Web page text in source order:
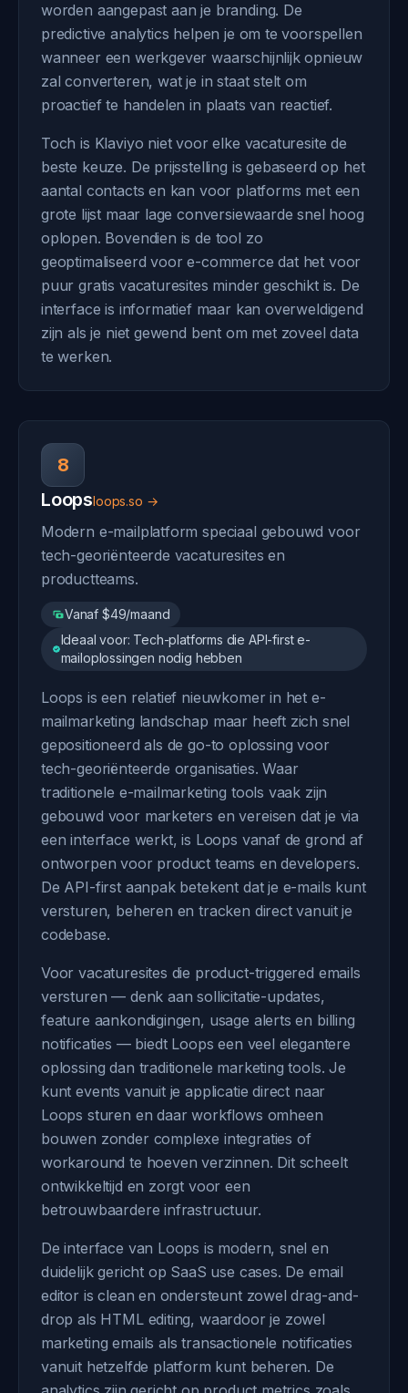
worden aangepast aan je branding. De
predictive analytics helpen je om te voorspellen
wanneer een werkgever waarschijnlijk opnieuw
zal converteren, wat je in staat stelt om
proactief te handelen in plaats van reactief.
Toch is Klaviyo niet voor elke vacaturesite de
beste keuze. De prijsstelling is gebaseerd op het
aantal contacts en kan voor platforms met een
grote lijst maar lage conversiewaarde snel hoog
oplopen. Bovendien is de tool zo
geoptimaliseerd voor e-commerce dat het voor
puur gratis vacaturesites minder geschikt is. De
interface is informatief maar kan overweldigend
zijn als je niet gewend bent om met zoveel data
te werken.
8
Loopsloops.so →
Modern e-mailplatform speciaal gebouwd voor
tech-georiënteerde vacaturesites en
productteams.
Vanaf $49/maand
Ideaal voor: Tech-platforms die API-first e-
mailoplossingen nodig hebben
Loops is een relatief nieuwkomer in het e-
mailmarketing landschap maar heeft zich snel
gepositioneerd als de go-to oplossing voor
tech-georiënteerde organisaties. Waar
traditionele e-mailmarketing tools vaak zijn
gebouwd voor marketers en vereisen dat je via
een interface werkt, is Loops vanaf de grond af
ontworpen voor product teams en developers.
De API-first aanpak betekent dat je e-mails kunt
versturen, beheren en tracken direct vanuit je
codebase.
Voor vacaturesites die product-triggered emails
versturen — denk aan sollicitatie-updates,
feature aankondigingen, usage alerts en billing
notificaties — biedt Loops een veel elegantere
oplossing dan traditionele marketing tools. Je
kunt events vanuit je applicatie direct naar
Loops sturen en daar workflows omheen
bouwen zonder complexe integraties of
workaround te hoeven verzinnen. Dit scheelt
ontwikkeltijd en zorgt voor een
betrouwbaardere infrastructuur.
De interface van Loops is modern, snel en
duidelijk gericht op SaaS use cases. De email
editor is clean en ondersteunt zowel drag-and-
drop als HTML editing, waardoor je zowel
marketing emails als transactionele notificaties
vanuit hetzelfde platform kunt beheren. De